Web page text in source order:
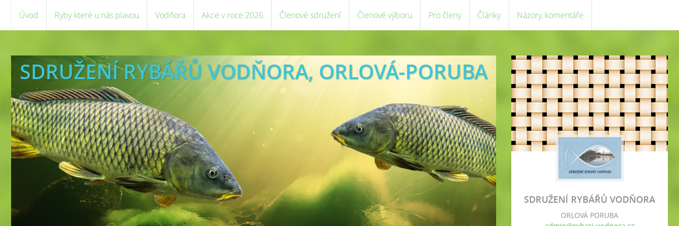
Úvod Ryby které u nás plavou Vodňora Akce v roce 2026 Členové sdružení Členové výboru Pro členy Články Názory, komentáře
SDRUŽENÍ RYBÁŘŮ VODŇORA, ORLOVÁ-PORUBA
SDRUŽENÍ RYBÁŘŮ VODŇORA
ORLOVÁ PORUBA